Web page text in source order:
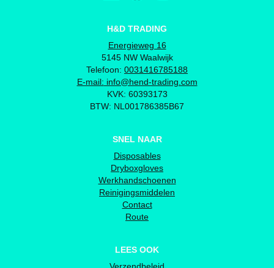
H&D TRADING
Energieweg 16
5145 NW Waalwijk
Telefoon: 0031416785188
E-mail: info@hend-trading.com
KVK: 60393173
BTW: NL001786385B67
SNEL NAAR
Disposables
Dryboxgloves
Werkhandschoenen
Reinigingsmiddelen
Contact
Route
LEES OOK